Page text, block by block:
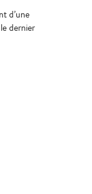
d’une
dernier